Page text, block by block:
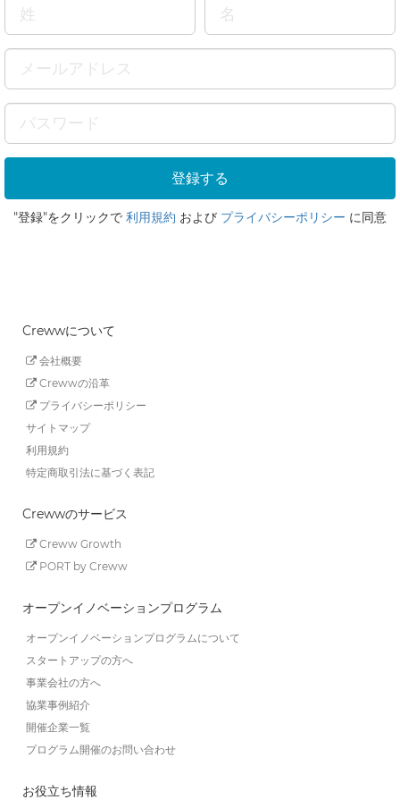
"登録"をクリックで 利用規約 および プライバシーポリシー に同意
Crewwについて
会社概要
Crewwの沿革
プライバシーポリシー
サイトマップ
利用規約
特定商取引法に基づく表記
Crewwのサービス
Creww Growth
PORT by Creww
オープンイノベーションプログラム
オープンイノベーションプログラムについて
スタートアップの方へ
事業会社の方へ
協業事例紹介
開催企業一覧
プログラム開催のお問い合わせ
お役立ち情報